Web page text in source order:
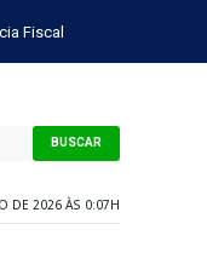
Fiscal
BUSCAR
DE 2026 ÀS 0:07H